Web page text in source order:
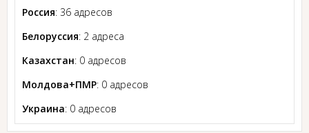
Россия: 36 адресов
Белоруссия: 2 адреса
Казахстан: 0 адресов
Молдова+ПМР: 0 адресов
Украина: 0 адресов